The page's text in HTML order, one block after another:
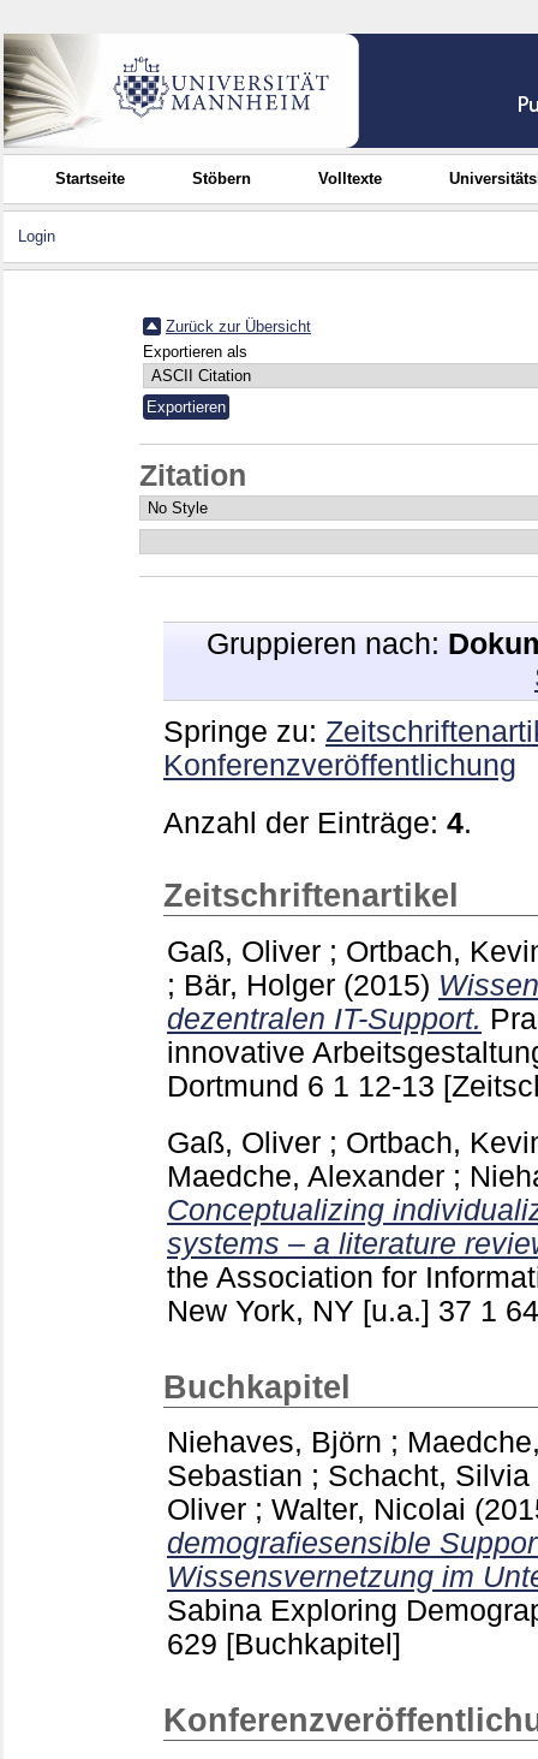
Startseite Stöbern Volltexte
Login
Zurück zur Übersicht
Exportieren als
Zitation
Gruppieren nach:
Springe zu:
Konferenzveröffentlichung
Anzahl der Einträge: 4.
Zeitschriftenartikel
Gaß, Oliver ; Ortbach,
; Bär, Holger (2015)
dezentralen IT-Support.
innovative
Dortmund 6 1 12-13
Gaß, Oliver ; Ortbach,
Maedche, Alexander ;
Conceptualizing
systems – a literature
the Association for
New York, NY [u.a.] 37 1
Buchkapitel
Niehaves, Björn ;
Sebastian ; Schacht, Silvia
Oliver ; Walter, Nicolai
demografiesensible
Wissensvernetzung im
Sabina Exploring
629 [Buchkapitel]